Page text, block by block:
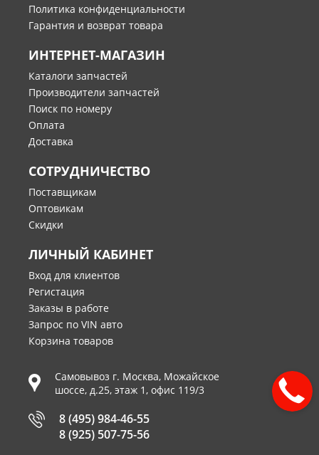
Политика конфиденциальности
Гарантия и возврат товара
ИНТЕРНЕТ-МАГАЗИН
Каталоги запчастей
Производители запчастей
Поиск по номеру
Оплата
Доставка
СОТРУДНИЧЕСТВО
Поставщикам
Оптовикам
Скидки
ЛИЧНЫЙ КАБИНЕТ
Вход для клиентов
Регистация
Заказы в работе
Запрос по VIN авто
Корзина товаров
Самовывоз г. Москва, Можайское
шоссе, д.25, этаж 1, офис 119/3
8 (495) 984-46-55
8 (925) 507-75-56